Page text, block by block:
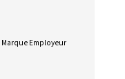
Employeur